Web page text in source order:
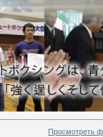
Просмотреть